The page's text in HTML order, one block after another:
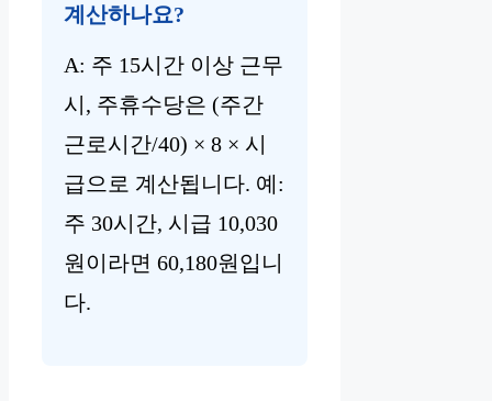
계산하나요?
A: 주 15시간 이상 근무
시, 주휴수당은 (주간
근로시간/40) × 8 × 시
급으로 계산됩니다. 예:
주 30시간, 시급 10,030
원이라면 60,180원입니
다.